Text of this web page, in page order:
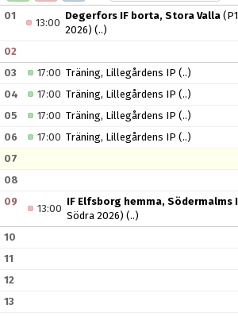
KONTAKT
01
13:00
Degerfors IF borta, Stora Valla
2026) (..)
02
03 17:00 Träning, Lillegårdens IP (..)
04
17:00 Träning, Lillegårdens IP (..)
05
17:00 Träning, Lillegårdens IP (..)
06
17:00 Träning, Lillegårdens IP (..)
07
08
09
13:00
IF Elfsborg hemma, Södermalms
Södra 2026) (..)
10
11
12
13